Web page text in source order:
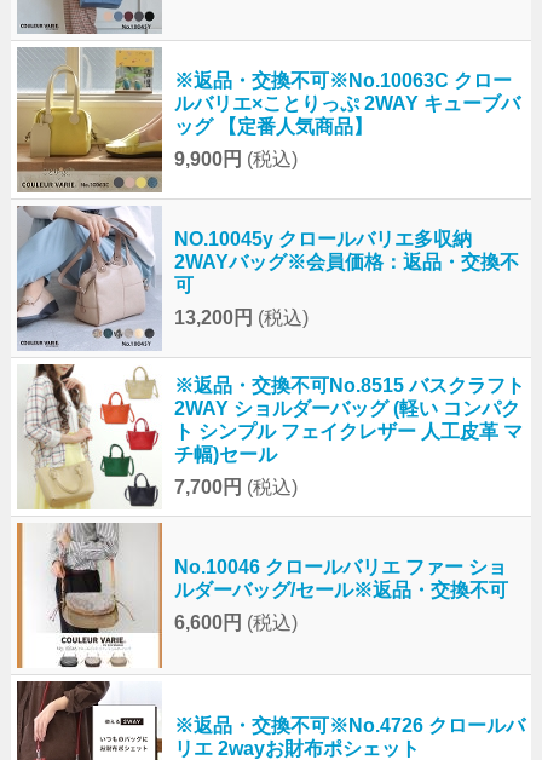
※返品・交換不可※No.10063C クロー
ルバリエ×ことりっぷ 2WAY キューブバ
ッグ 【定番人気商品】
9,900円 (税込)
NO.10045y クロールバリエ多収納
2WAYバッグ※会員価格：返品・交換不
可
13,200円 (税込)
※返品・交換不可No.8515 バスクラフト
2WAY ショルダーバッグ (軽い コンパク
ト シンプル フェイクレザー 人工皮革 マ
チ幅)セール
7,700円 (税込)
No.10046 クロールバリエ ファー ショ
ルダーバッグ/セール※返品・交換不可
6,600円 (税込)
※返品・交換不可※No.4726 クロールバ
リエ 2wayお財布ポシェット